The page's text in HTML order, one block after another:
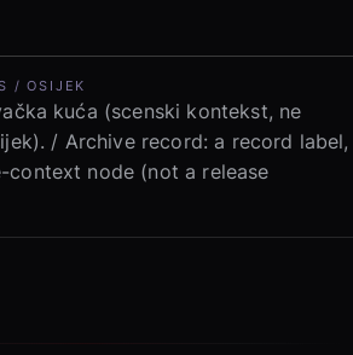
/ OSIJEK
kuća (scenski kontekst, ne
/ Archive record: a record label,
context node (not a release